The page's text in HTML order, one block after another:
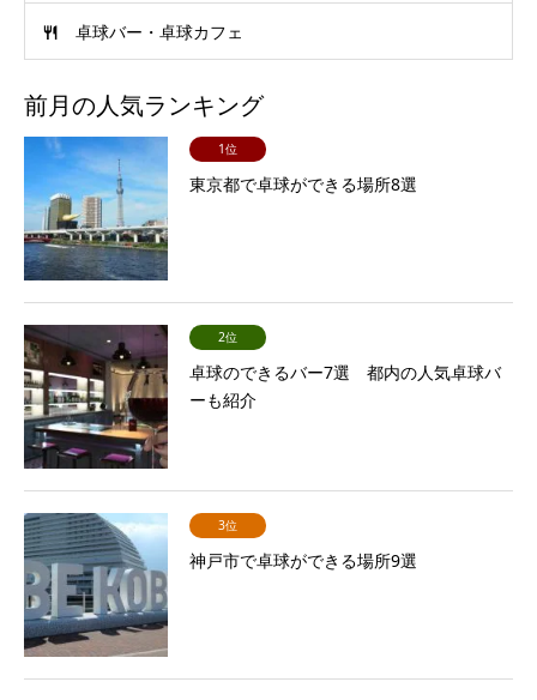
卓球バー・卓球カフェ
前月の人気ランキング
1位
東京都で卓球ができる場所8選
2位
卓球のできるバー7選 都内の人気卓球バ
ーも紹介
3位
神戸市で卓球ができる場所9選